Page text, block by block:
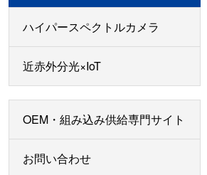
ハイパースペクトルカメラ
近赤外分光×IoT
OEM・組み込み供給専門サイト
お問い合わせ